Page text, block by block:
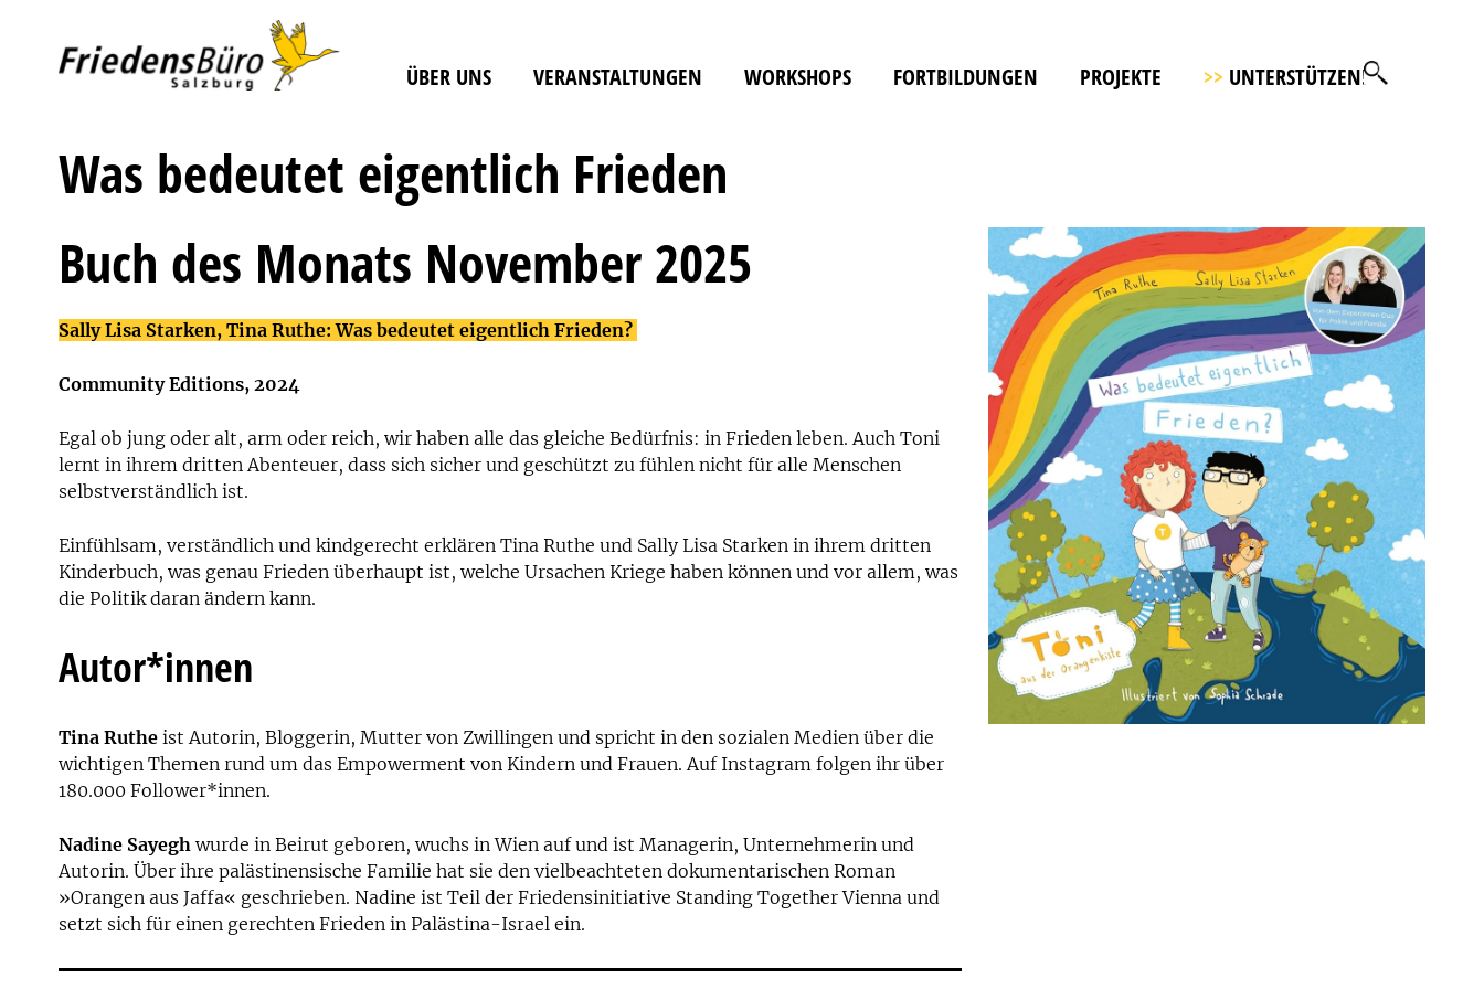
ÜBER UNS VERANSTALTUNGEN WORKSHOPS FORTBILDUNGEN PROJEKTE >> UNTERSTÜTZEN!
Was bedeutet eigentlich Frieden
Buch des Monats November 2025
Sally Lisa Starken, Tina Ruthe: Was bedeutet eigentlich Frieden?
Community Editions, 2024
Egal ob jung oder alt, arm oder reich, wir haben alle das gleiche Bedürfnis: in Frieden leben. Auch Toni
lernt in ihrem dritten Abenteuer, dass sich sicher und geschützt zu fühlen nicht für alle Menschen
selbstverständlich ist.
Einfühlsam, verständlich und kindgerecht erklären Tina Ruthe und Sally Lisa Starken in ihrem dritten
Kinderbuch, was genau Frieden überhaupt ist, welche Ursachen Kriege haben können und vor allem, was
die Politik daran ändern kann.
Autor*innen
Tina Rutheist Autorin, Bloggerin, Mutter von Zwillingen und spricht in den sozialen Medien über die
wichtigen Themen rund um das Empowerment von Kindern und Frauen. Auf Instagram folgen ihr über
180.000 Follower*innen.
Nadine Sayeghwurde in Beirut geboren, wuchs in Wien auf und ist Managerin, Unternehmerin und
Autorin. Über ihre palästinensische Familie hat sie den vielbeachteten dokumentarischen Roman
»Orangen aus Jaffa« geschrieben. Nadine ist Teil der Friedensinitiative Standing Together Vienna und
setzt sich für einen gerechten Frieden in Palästina-Israel ein.